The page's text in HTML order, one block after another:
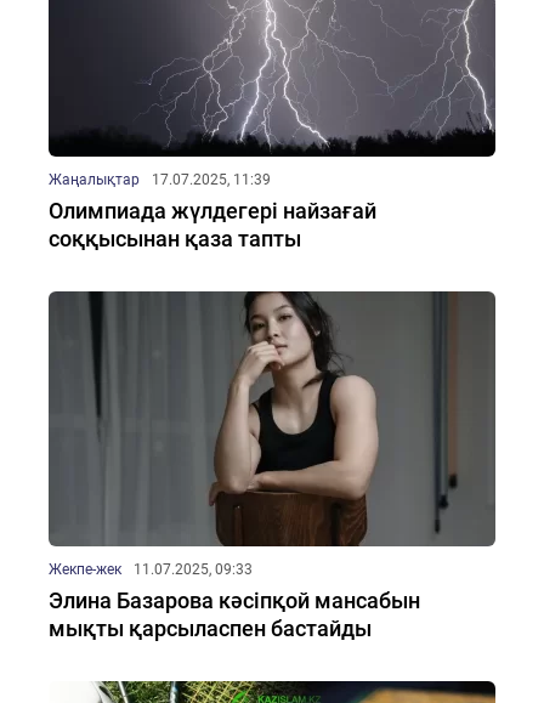
Жаңалықтар 17.07.2025, 11:39
Олимпиада жүлдегері найзағай
соққысынан қаза тапты
Жекпе-жек 11.07.2025, 09:33
Элина Базарова кәсіпқой мансабын
мықты қарсыласпен бастайды